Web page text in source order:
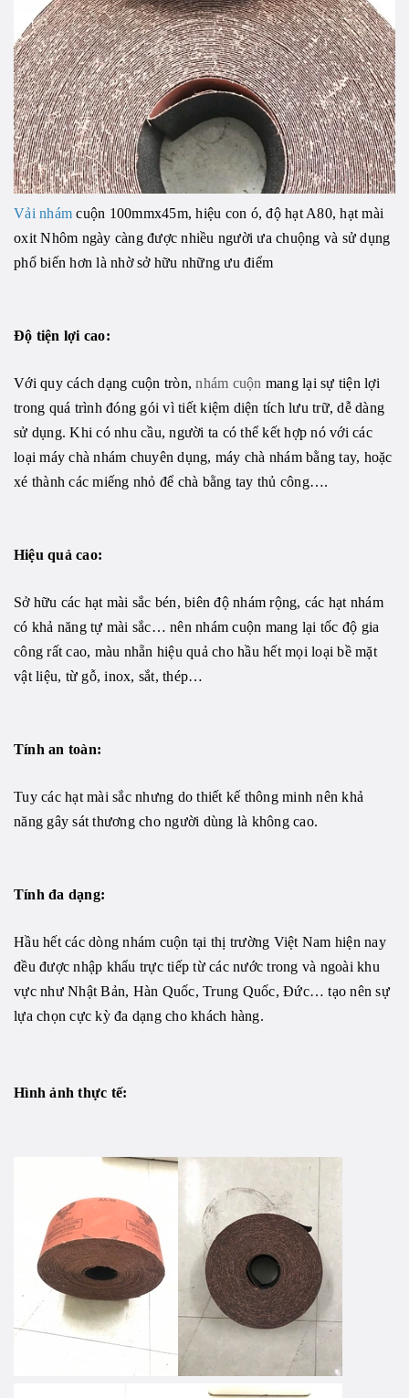
Vải nhámcuộn 100mmx45m, hiệu con ó, độ hạt A80, hạt mài
oxit Nhôm ngày càng được nhiều người ưa chuộng và sử dụng
phổ biến hơn là nhờ sở hữu những ưu điểm
Độ tiện lợi cao:
Với quy cách dạng cuộn tròn,nhám cuộn mang lại sự tiện lợi
trong quá trình đóng gói vì tiết kiệm diện tích lưu trữ, dễ dàng
sử dụng. Khi có nhu cầu, người ta có thể kết hợp nó với các
loại máy chà nhám chuyên dụng, máy chà nhám bằng tay, hoặc
xé thành các miếng nhỏ để chà bằng tay thủ công….
Hiệu quả cao:
Sở hữu các hạt mài sắc bén, biên độ nhám rộng, các hạt nhám
có khả năng tự mài sắc… nên nhám cuộn mang lại tốc độ gia
công rất cao, màu nhẵn hiệu quả cho hầu hết mọi loại bề mặt
vật liệu, từ gỗ, inox, sắt, thép…
Tính an toàn:
Tuy các hạt mài sắc nhưng do thiết kế thông minh nên khả
năng gây sát thương cho người dùng là không cao.
Tính đa dạng:
Hầu hết các dòng nhám cuộn tại thị trường Việt Nam hiện nay
đều được nhập khẩu trực tiếp từ các nước trong và ngoài khu
vực như Nhật Bản, Hàn Quốc, Trung Quốc, Đức… tạo nên sự
lựa chọn cực kỳ đa dạng cho khách hàng.
Hình ảnh thực tế: